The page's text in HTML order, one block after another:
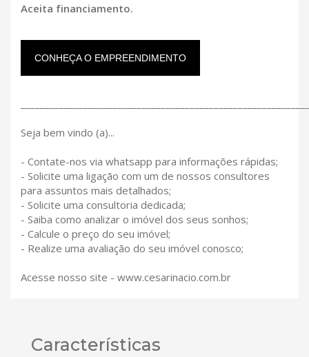
Aceita financiamento.
CONHEÇA O EMPREENDIMENTO
Seja bem vindo (a)...
- Contate-nos via whatsapp para informações rápidas;
- Solicite uma ligação com um de nossos consultores
para assuntos mais detalhados;
- Solicite uma consultoria dedicada;
- Saiba como analizar o imóvel dos seus sonhos;
- Calcule o preço do seu imóvel;
- Realize uma avaliação do seu imóvel conosco;
Acesse nosso site - www.cesarinacio.com.br
Características